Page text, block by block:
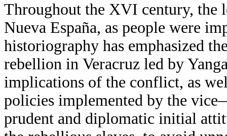
Throughout the XVI century, the
Nueva España, as people were
historiography has emphasized
rebellion in Veracruz led by
implications of the conflict, as
policies implemented by the
prudent and diplomatic initial